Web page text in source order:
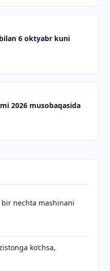
6 oktyabr kuni
2026 musobaqasida
bir nechta mashinani
ko‘chsa,